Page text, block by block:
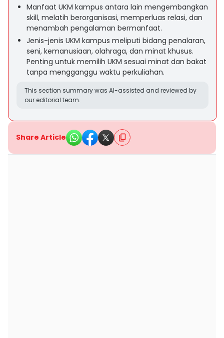
Manfaat UKM kampus antara lain mengembangkan
skill, melatih berorganisasi, memperluas relasi, dan
menambah pengalaman bermanfaat.
Jenis-jenis UKM kampus meliputi bidang penalaran,
seni, kemanusiaan, olahraga, dan minat khusus.
Penting untuk memilih UKM sesuai minat dan bakat
tanpa mengganggu waktu perkuliahan.
This section summary was AI-assisted and reviewed by
our editorial team.
Share Article